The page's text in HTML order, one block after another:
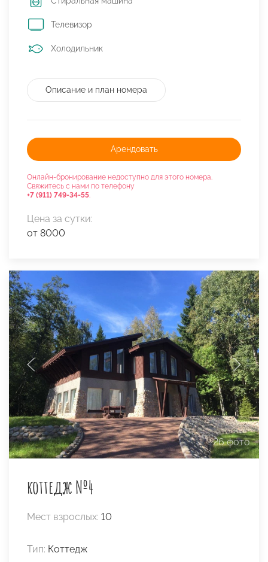
Телевизор
Холодильник
Описание и план номера
Арендовать
Онлайн-бронирование недоступно для этого номера.
Свяжитесь с нами по телефону
+7 (911) 749-34-55.
Цена за сутки:
от 8000
26 фото
коттедж №4
Мест взрослых: 10
Тип: Коттедж